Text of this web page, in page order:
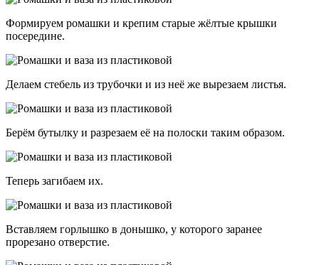
Формируем ромашки и крепим старые жёлтые крышки
посередине.
Делаем стебель из трубочки и из неё же вырезаем листья.
Берём бутылку и разрезаем её на полоски таким образом.
Теперь загибаем их.
Вставляем горлышко в донышко, у которого заранее
прорезано отверстие.